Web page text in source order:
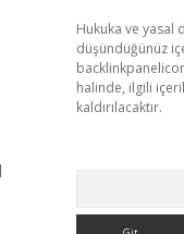
Hukuka ve yasal
düşündüğünüz
halinde, ilgili
kaldırılacaktır.